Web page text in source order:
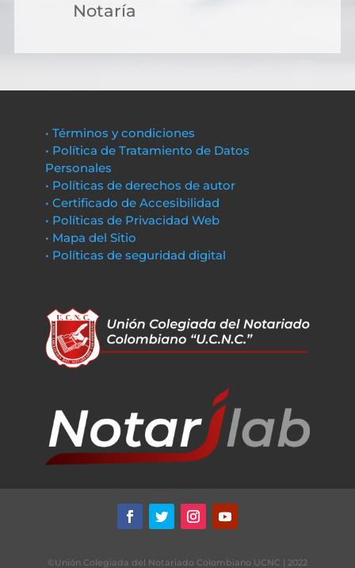
Notaría
• Términos y condiciones
• Política de Tratamiento de Datos
Personales
• Políticas de derechos de autor
• Certificado de Accesibilidad
• Políticas de Privacidad Web
• Mapa del Sitio
• Políticas de seguridad digital
©Unión Colegiada del Notariado Colombiano UCNC | 2022